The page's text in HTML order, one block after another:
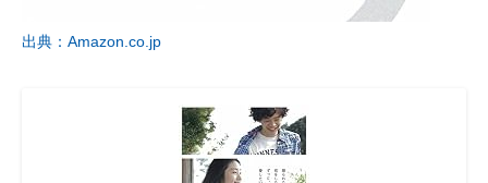
出典：Amazon.co.jp